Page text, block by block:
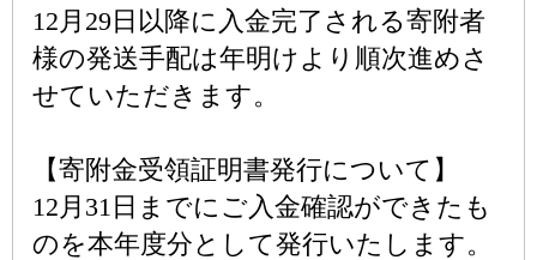
12月29日以降に入金完了される寄附者
様の発送手配は年明けより順次進めさ
せていただきます。
【寄附金受領証明書発行について】
12月31日までにご入金確認ができたも
のを本年度分として発行いたします。